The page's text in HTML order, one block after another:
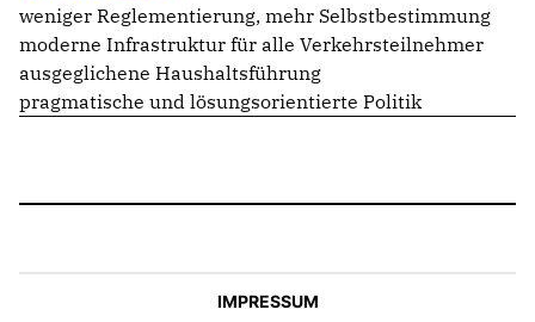
weniger Reglementierung, mehr Selbstbestimmung
moderne Infrastruktur für alle Verkehrsteilnehmer
ausgeglichene Haushaltsführung
pragmatische und lösungsorientierte Politik
IMPRESSUM